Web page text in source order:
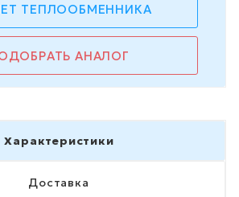
ТЕПЛООБМЕННИКА
АНАЛОГ
Характеристики
Доставка